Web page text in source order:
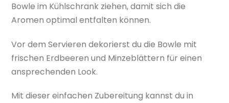
Bowle im Kühlschrank ziehen, damit sich die
Aromen optimal entfalten können.
Vor dem Servieren dekorierst du die Bowle mit
frischen Erdbeeren und Minzeblättern für einen
ansprechenden Look.
Mit dieser einfachen Zubereitung kannst du in